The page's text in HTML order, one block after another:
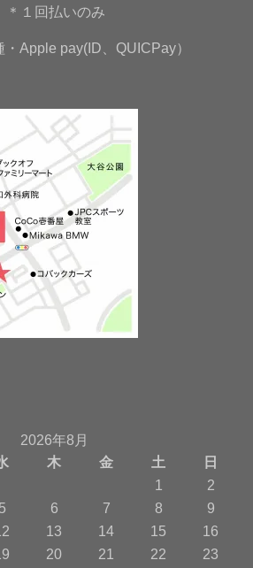
＊１回払いのみ
Apple pay(ID、QUICPay）
2026年8月
木 金 土
日
1
2
5 6 7 8
9
13 14 15
16
20 21 22
23